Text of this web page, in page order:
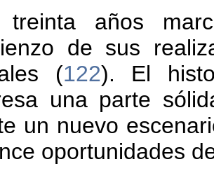
treinta años
de sus
(122). El
una parte
un nuevo
oportunidades